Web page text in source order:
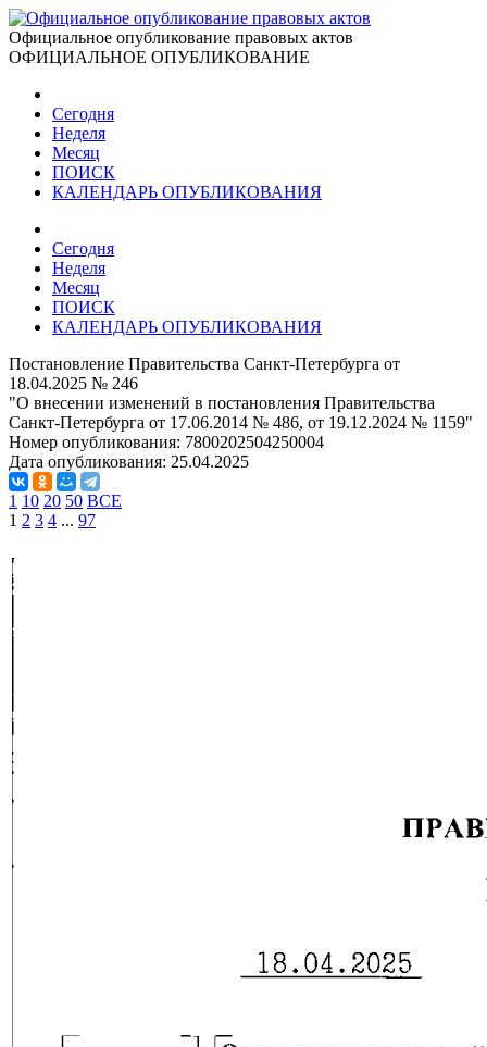
Официальное опубликование правовых актов
ОФИЦИАЛЬНОЕ ОПУБЛИКОВАНИЕ
Сегодня
Неделя
Месяц
ПОИСК
КАЛЕНДАРЬ ОПУБЛИКОВАНИЯ
Сегодня
Неделя
Месяц
ПОИСК
КАЛЕНДАРЬ ОПУБЛИКОВАНИЯ
Постановление Правительства Санкт-Петербурга от
18.04.2025 № 246
"О внесении изменений в постановления Правительства
Санкт-Петербурга от 17.06.2014 № 486, от 19.12.2024 № 1159"
Номер опубликования: 7800202504250004
Дата опубликования: 25.04.2025
1 10 20 50 ВСЕ
1 2 3 4 ... 97